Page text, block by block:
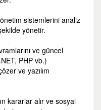
sistemlerini analiz
yönetir.
ve güncel
PHP vb.)
ve yazılım
kararlar alır ve sosyal